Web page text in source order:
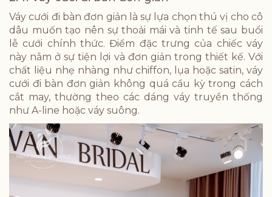
Váy cưới đi bàn đơn giản là sự lựa chọn thú vị cho cô
dâu muốn tạo nên sự thoải mái và tinh tế sau buổi
lễ cưới chính thức. Điểm đặc trưng của chiếc váy
này nằm ở sự tiện lợi và đơn giản trong thiết kế. Với
chất liệu nhẹ nhàng như chiffon, lụa hoặc satin, váy
cưới đi bàn đơn giản không quá cầu kỳ trong cách
cắt may, thường theo các dáng váy truyền thống
như A-line hoặc váy suông.